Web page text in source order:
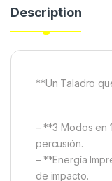
Description
**Un Taladro
– **3 Modos en
percusión.
– **Energía
de impacto.